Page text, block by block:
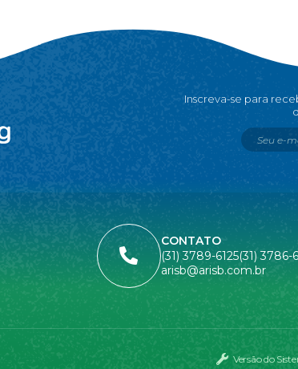
CONTATO
(31) 3789-6125(31) 3786-
arisb@arisb.com.br
Inscreva-se para
Versão do